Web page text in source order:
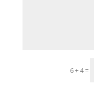
6 + 4=